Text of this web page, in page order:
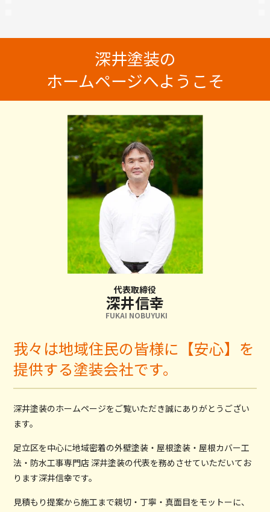
深井塗装の
ホームページへようこそ
代表取締役
深井信幸
FUKAI NOBUYUKI
我々は地域住民の皆様に【安心】を
提供する塗装会社です。
深井塗装のホームページをご覧いただき誠にありがとうござい
ます。
足立区を中心に地域密着の外壁塗装・屋根塗装・屋根カバー工
法・防水工事専門店 深井塗装の代表を務めさせていただいてお
ります深井信幸です。
見積もり提案から施工まで親切・丁寧・真面目をモットーに、